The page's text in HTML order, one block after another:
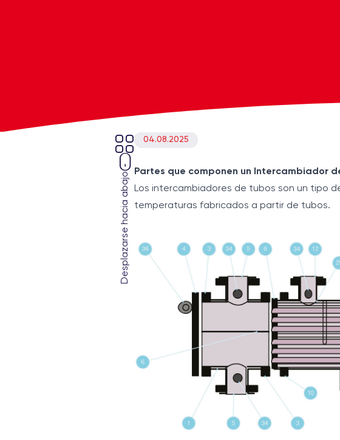
Desplazarse hacia abajo
04.08.2025
Partes que componen un Intercambiador
Los intercambiadores de tubos son un tipo
temperaturas fabricados a partir de tubos.